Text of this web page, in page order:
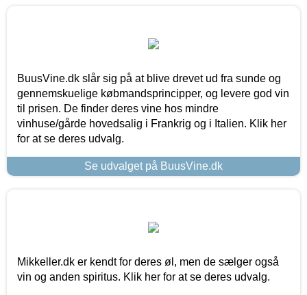
BuusVine.dk slår sig på at blive drevet ud fra sunde og
gennemskuelige købmandsprincipper, og levere god vin
til prisen. De finder deres vine hos mindre
vinhuse/gårde hovedsalig i Frankrig og i Italien. Klik her
for at se deres udvalg.
Se udvalget på BuusVine.dk
Mikkeller.dk er kendt for deres øl, men de sælger også
vin og anden spiritus. Klik her for at se deres udvalg.